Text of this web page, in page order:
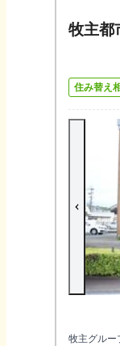
牧主都
住み替え
牧主グルー